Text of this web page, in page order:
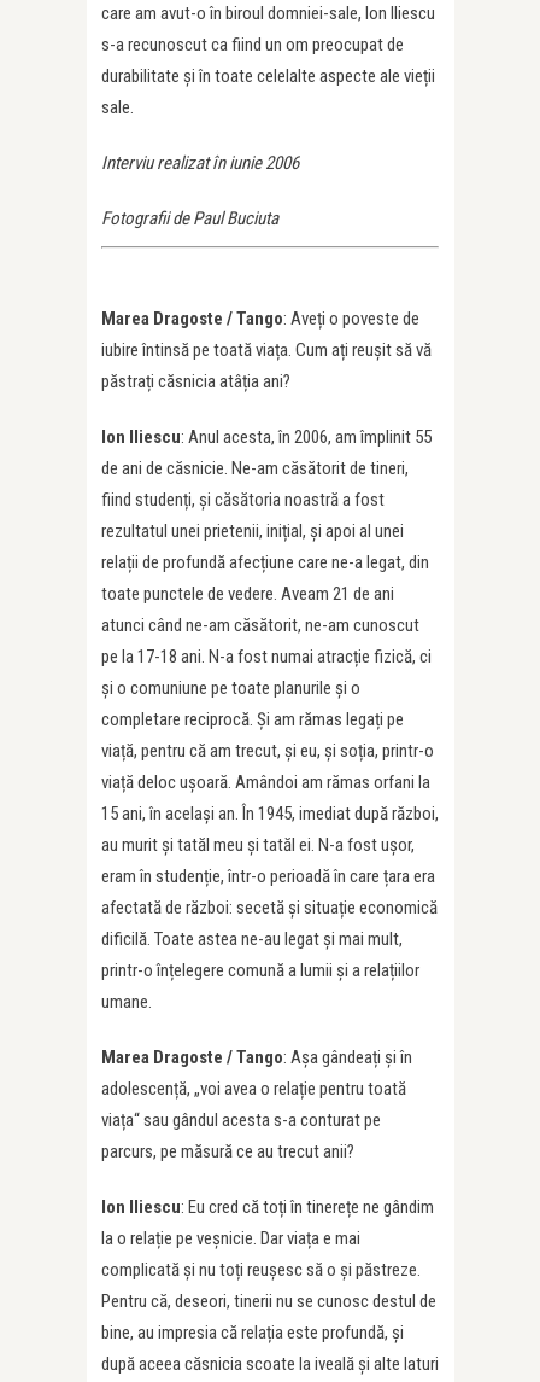
care am avut-o în biroul domniei-sale, Ion Iliescu
s-a recunoscut ca fiind un om preocupat de
durabilitate și în toate celelalte aspecte ale vieții
sale.
Interviu realizat în iunie 2006
Fotografii de Paul Buciuta
Marea Dragoste / Tango: Aveți o poveste de
iubire întinsă pe toată viața. Cum ați reușit să vă
păstrați căsnicia atâția ani?
Ion Iliescu: Anul acesta, în 2006, am împlinit 55
de ani de căsnicie. Ne-am căsătorit de tineri,
fiind studenți, și căsătoria noastră a fost
rezultatul unei prietenii, inițial, și apoi al unei
relații de profundă afecțiune care ne-a legat, din
toate punctele de vedere. Aveam 21 de ani
atunci când ne-am căsătorit, ne-am cunoscut
pe la 17-18 ani. N-a fost numai atracție fizică, ci
și o comuniune pe toate planurile și o
completare reciprocă. Și am rămas legați pe
viață, pentru că am trecut, și eu, și soția, printr-o
viață deloc ușoară. Amândoi am rămas orfani la
15 ani, în același an. În 1945, imediat după război,
au murit și tatăl meu și tatăl ei. N-a fost ușor,
eram în studenție, într-o perioadă în care țara era
afectată de război: secetă și situație economică
dificilă. Toate astea ne-au legat și mai mult,
printr-o înțelegere comună a lumii și a relațiilor
umane.
Marea Dragoste / Tango: Așa gândeați și în
adolescență, „voi avea o relație pentru toată
viața“ sau gândul acesta s-a conturat pe
parcurs, pe măsură ce au trecut anii?
Ion Iliescu: Eu cred că toți în tinerețe ne gândim
la o relație pe veșnicie. Dar viața e mai
complicată și nu toți reușesc să o și păstreze.
Pentru că, deseori, tinerii nu se cunosc destul de
bine, au impresia că relația este profundă, și
după aceea căsnicia scoate la iveală și alte laturi